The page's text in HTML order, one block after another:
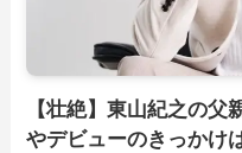
【壮絶】東山紀之の
やデビューのきっかけ